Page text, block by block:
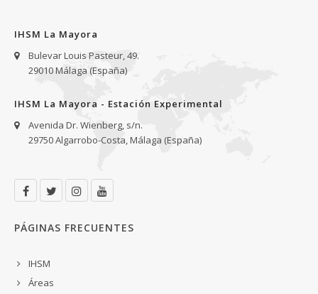
IHSM La Mayora
Bulevar Louis Pasteur, 49.
29010 Málaga (España)
IHSM La Mayora - Estación Experimental
Avenida Dr. Wienberg, s/n.
29750 Algarrobo-Costa, Málaga (España)
PÁGINAS FRECUENTES
IHSM
Áreas